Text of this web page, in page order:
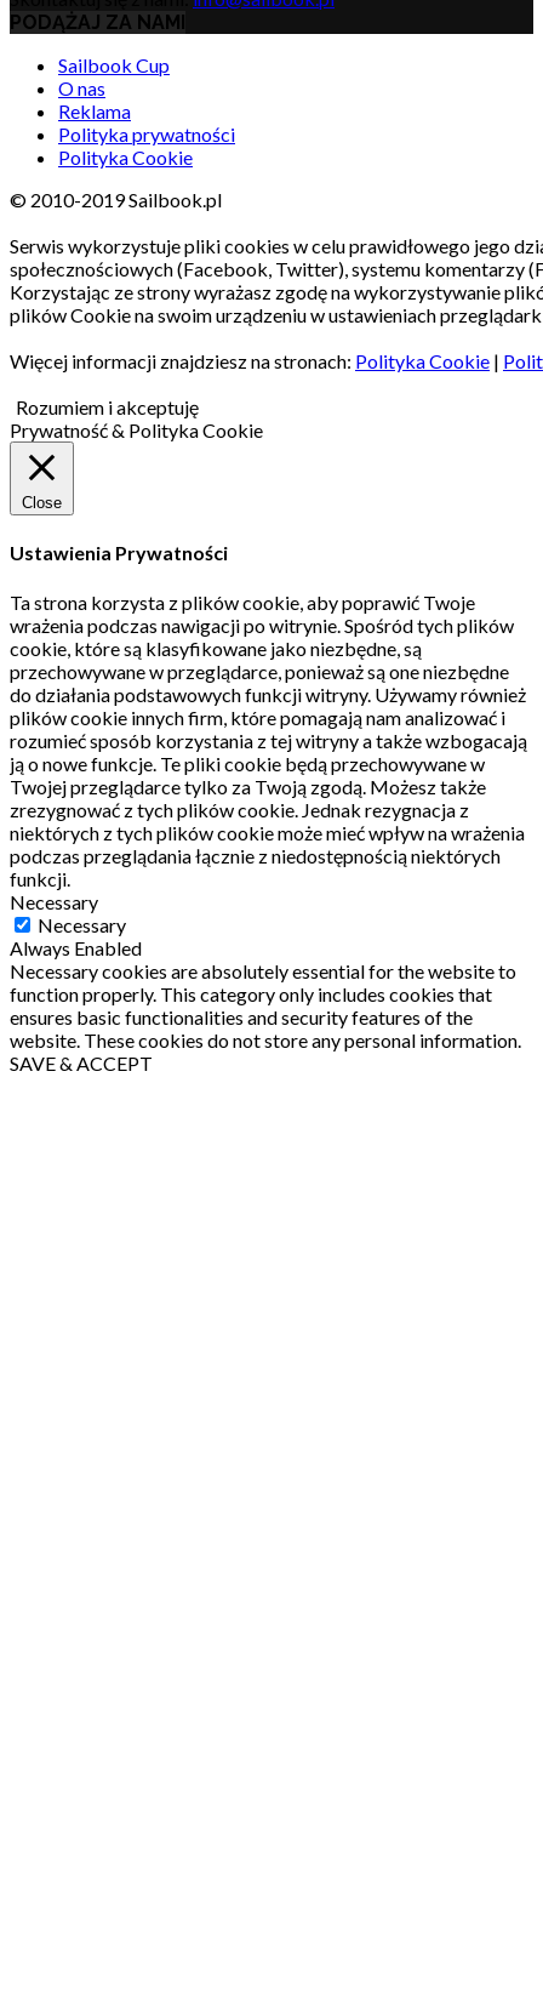
PODĄŻAJ ZA NAMI
Sailbook Cup
O nas
Reklama
Polityka prywatności
Polityka Cookie
© 2010-2019 Sailbook.pl
Serwis wykorzystuje pliki cookies w celu prawidłowego jego
społecznościowych (Facebook, Twitter), systemu komentarzy
Korzystając ze strony wyrażasz zgodę na wykorzystywanie
plików Cookie na swoim urządzeniu w ustawieniach
Więcej informacji znajdziesz na stronach: Polityka Cookie |
Rozumiem i akceptuję
Prywatność & Polityka Cookie
Close
Ustawienia Prywatności
Ta strona korzysta z plików cookie, aby poprawić Twoje
wrażenia podczas nawigacji po witrynie. Spośród tych plików
cookie, które są klasyfikowane jako niezbędne, są
przechowywane w przeglądarce, ponieważ są one niezbędne
do działania podstawowych funkcji witryny. Używamy również
plików cookie innych firm, które pomagają nam analizować i
rozumieć sposób korzystania z tej witryny a także wzbogacają
ją o nowe funkcje. Te pliki cookie będą przechowywane w
Twojej przeglądarce tylko za Twoją zgodą. Możesz także
zrezygnować z tych plików cookie. Jednak rezygnacja z
niektórych z tych plików cookie może mieć wpływ na wrażenia
podczas przeglądania łącznie z niedostępnością niektórych
funkcji.
Necessary
Necessary
Always Enabled
Necessary cookies are absolutely essential for the website to
function properly. This category only includes cookies that
ensures basic functionalities and security features of the
website. These cookies do not store any personal information.
SAVE & ACCEPT